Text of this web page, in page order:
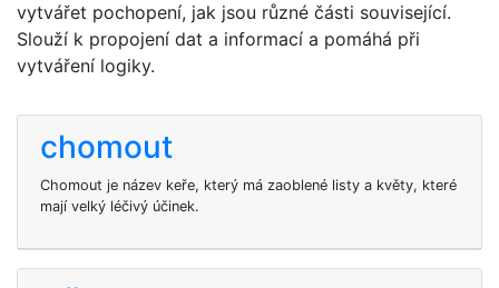
vytvářet pochopení, jak jsou různé části související.
Slouží k propojení dat a informací a pomáhá při
vytváření logiky.
chomout
Chomout je název keře, který má zaoblené listy a květy, které
mají velký léčivý účinek.